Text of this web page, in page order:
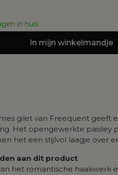
in huis
In mijn winkelmandje
gilet van Freequent geeft
Het opengewerkte paisley
het een stijlvol laagje over
aan dit product
het romantische haakwerk